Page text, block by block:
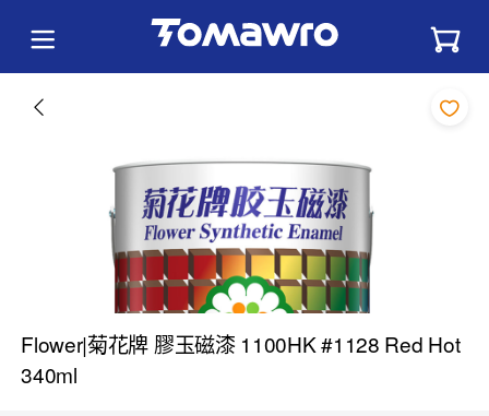
Flower|菊花牌 膠玉磁漆 1100HK #1128 Red Hot
340ml